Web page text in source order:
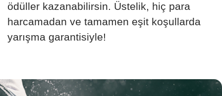
ödüller kazanabilirsin. Üstelik, hiç para
harcamadan ve tamamen eşit koşullarda
yarışma garantisiyle!